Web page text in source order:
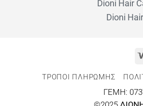
Dioni Hair
Dioni
ΤΡΟΠΟΙ ΠΛΗΡΩΜΗΣ
ΓΕΜΗ: